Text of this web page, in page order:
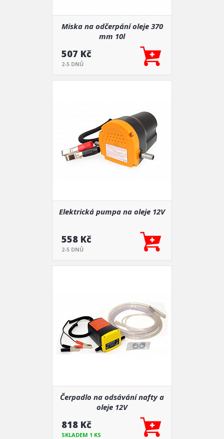
Miska na odčerpání oleje 370
mm 10l
507 Kč
2-5 DNŮ
Elektrická pumpa na oleje 12V
558 Kč
2-5 DNŮ
Čerpadlo na odsávání nafty a
oleje 12V
818 Kč
SKLADEM 1 KS